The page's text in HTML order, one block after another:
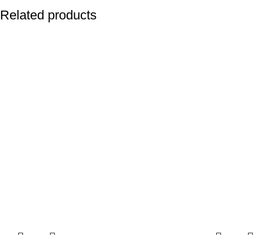
Related products